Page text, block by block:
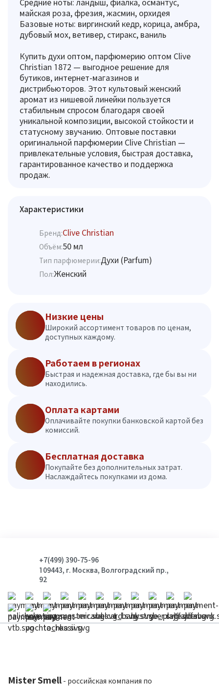
Средние ноты: ландыш, фиалка, османтус,
майская роза, фрезия, жасмин, орхидея
Базовые ноты: виргинский кедр, корица, амбра,
дубовый мох, ветивер, стиракс, ваниль
Купить духи оптом, парфюмерию оптом Clive
Christian 1872 — выгодное решение для
бутиков, интернет-магазинов и
дистрибьюторов. Этот культовый женский
аромат из нишевой линейки пользуется
стабильным спросом благодаря своей
уникальной композиции, высокой стойкости и
статусному звучанию. Оптовые поставки
оригинальной парфюмерии Clive Christian —
привлекательные условия, быстрая доставка,
гарантированное качество и поддержка
продаж.
Характеристики
Бренд:Clive Christian
Объём:50 мл
Тип парфюмерии:Духи (Parfum)
Пол:Женский
Низкие цены
Широкий ассортимент товаров по ценам,
доступных каждому.
Работаем в регионах
Быстрая и надежная доставка, где бы вы ни
находились.
Оплата картами
Оплачивайте покупки банковской картой без
комиссий.
Бесплатная доставка
Покупайте без дополнительных затрат.
Наслаждайтесь покупками из дома.
+7(499) 390-75-96
109443, г. Москва, Волгоградский пр.,
92
Mister Smell - российская компания по